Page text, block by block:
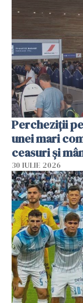
Percheziții
unei mari
ceasuri și
30 IULIE 2026